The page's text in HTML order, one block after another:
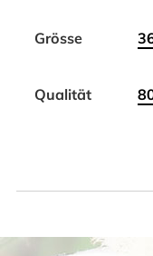
Grösse
Qualität